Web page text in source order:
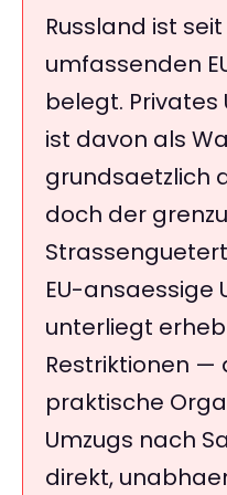
Russland ist
umfassenden
belegt.
ist davon als
grundsaetzlich
doch der
EU-ansaessige
unterliegt
Restriktionen —
praktische
Umzugs nach
direkt,